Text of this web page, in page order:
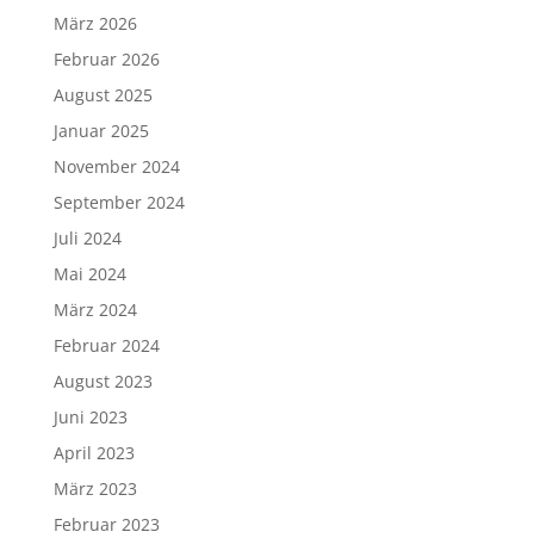
März 2026
Februar 2026
August 2025
Januar 2025
November 2024
September 2024
Juli 2024
Mai 2024
März 2024
Februar 2024
August 2023
Juni 2023
April 2023
März 2023
Februar 2023